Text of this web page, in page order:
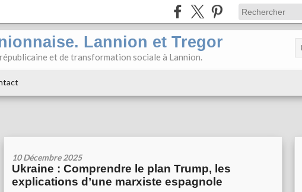
Lannion et Tregor
et de transformation sociale à Lannion.
10 Décembre 2025
Ukraine : Comprendre le plan Trump, les
explications d’une marxiste espagnole